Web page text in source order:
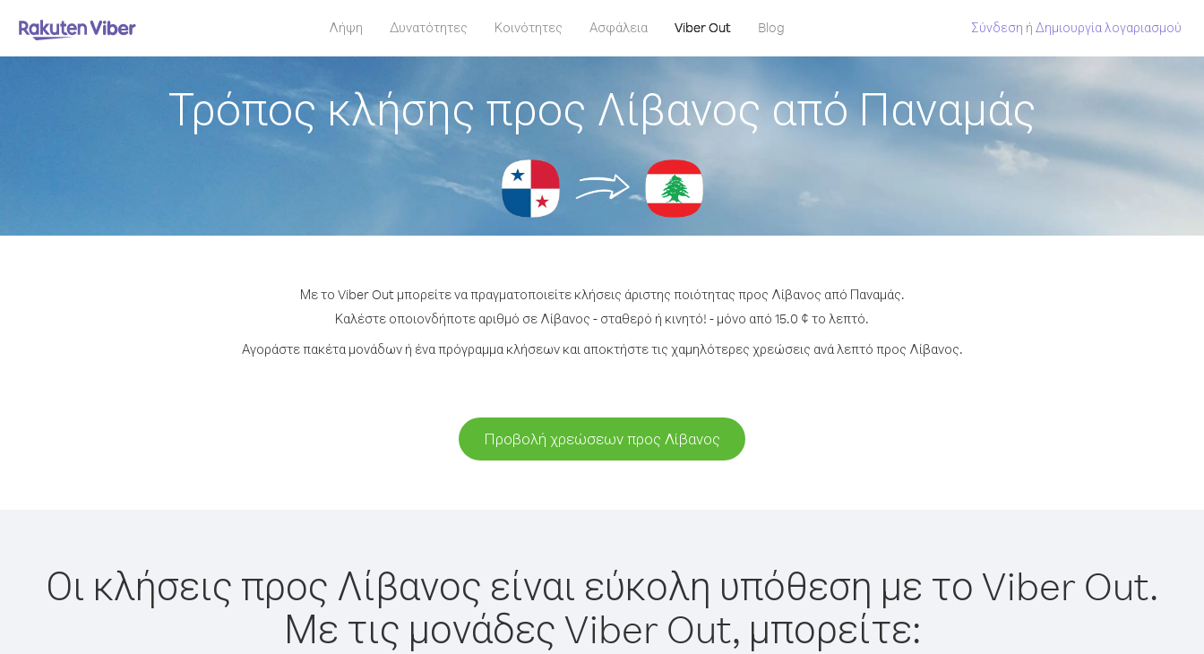
Λήψη Δυνατότητες Κοινότητες Ασφάλεια Viber Out Blog Σύνδεση ή Δημιουργία λογαριασμού
Τρόπος κλήσης προς Λίβανος από Παναμάς
Με το Viber Out μπορείτε να πραγματοποιείτε κλήσεις άριστης ποιότητας προς Λίβανος από Παναμάς.
Καλέστε οποιονδήποτε αριθμό σε Λίβανος - σταθερό ή κινητό! - μόνο από 15.0 ¢ το λεπτό.
Αγοράστε πακέτα μονάδων ή ένα πρόγραμμα κλήσεων και αποκτήστε τις χαμηλότερες χρεώσεις ανά λεπτό προς Λίβανος.
Προβολή χρεώσεων προς Λίβανος
Οι κλήσεις προς Λίβανος είναι εύκολη υπόθεση με το Viber Out.
Με τις μονάδες Viber Out, μπορείτε: